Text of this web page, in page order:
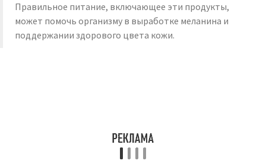
Правильное питание, включающее эти продукты,
может помочь организму в выработке меланина и
поддержании здорового цвета кожи.